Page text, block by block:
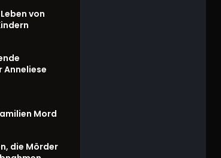
von
Anneliese
Mord
die Mörder